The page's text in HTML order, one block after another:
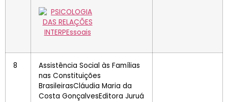
8
Assistência Social às Famílias
nas Constituições
BrasileirasCláudia Maria da
Costa GonçalvesEditora Juruá